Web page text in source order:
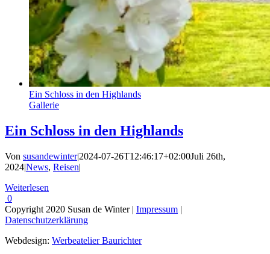
Ein Schloss in den Highlands
Gallerie
Ein Schloss in den Highlands
Von susandewinter|2024-07-26T12:46:17+02:00Juli 26th,
2024|News, Reisen|
Weiterlesen
0
Copyright 2020 Susan de Winter | Impressum |
Datenschutzerklärung
Webdesign: Werbeatelier Baurichter